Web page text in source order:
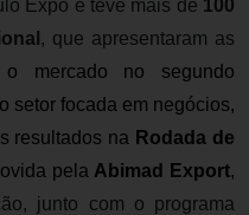
Expo e teve mais de 100
, que apresentaram as
mercado no segundo
setor focada em negócios,
resultados na Rodada de
pela Abimad Export,
junto com o programa